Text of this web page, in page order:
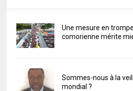
Une mesure en
comorienne mérite
Sommes-nous à la
mondial ?